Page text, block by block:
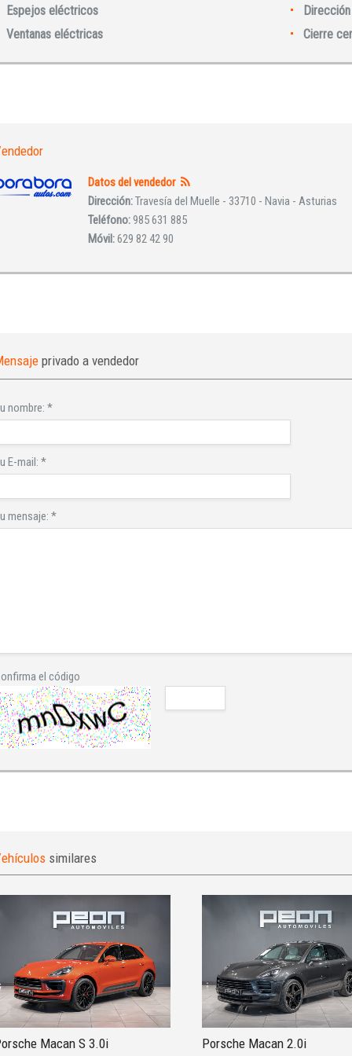
INICIAR SESIÓN
Espejos eléctricos
Ventanas eléctricas
Cierre
Datos del vendedor
Dirección:Travesía del Muelle - 33710 - Navia - Asturias
Teléfono:985 631 885
Móvil:629 82 42 90
privado a vendedor
nombre: *
E-mail: *
mensaje: *
el código
similares
Macan S 3.0i Porsche Macan 2.0i